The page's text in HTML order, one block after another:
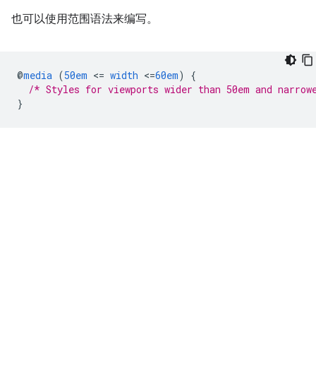
也可以使用范围语法来编写。
@media (50em <= width <=60em)
{
/* Styles for viewports wider than 50em and
}